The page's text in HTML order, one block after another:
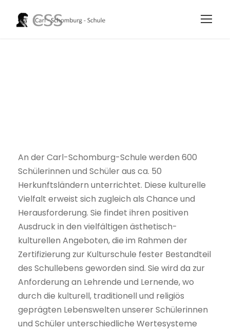
An der Carl-Schomburg-Schule werden 600
Schülerinnen und Schüler aus ca. 50
Herkunftsländern unterrichtet. Diese kulturelle
Vielfalt erweist sich zugleich als Chance und
Herausforderung. Sie findet ihren positiven
Ausdruck in den vielfältigen ästhetisch-
kulturellen Angeboten, die im Rahmen der
Zertifizierung zur Kulturschule fester Bestandteil
des Schullebens geworden sind. Sie wird da zur
Anforderung an Lehrende und Lernende, wo
durch die kulturell, traditionell und religiös
geprägten Lebenswelten unserer Schülerinnen
und Schüler unterschiedliche Wertesysteme